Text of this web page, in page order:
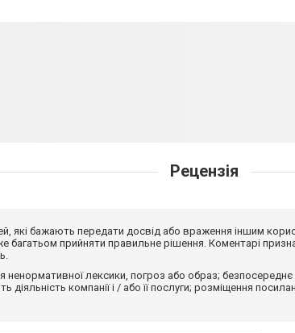
Рецензія
які бажають передати досвід або враження іншим
багатьом прийняти правильне рішення. Коментарі
ненормативної лексики, погроз або образ;
діяльність компанії і / або її послуги; розміщення